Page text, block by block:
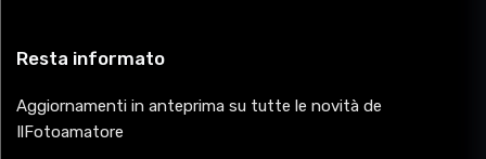
Resta informato
Aggiornamenti in anteprima su tutte le novità de
IlFotoamatore